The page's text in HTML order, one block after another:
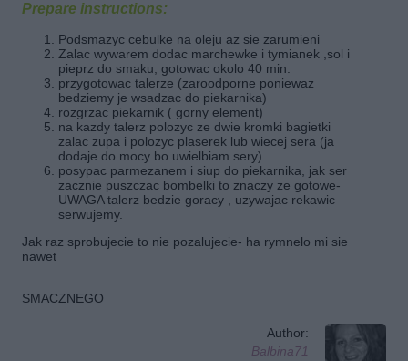
Prepare instructions:
Podsmazyc cebulke na oleju az sie zarumieni
Zalac wywarem dodac marchewke i tymianek ,sol i
pieprz do smaku, gotowac okolo 40 min.
przygotowac talerze (zaroodporne poniewaz
bedziemy je wsadzac do piekarnika)
rozgrzac piekarnik ( gorny element)
na kazdy talerz polozyc ze dwie kromki bagietki
zalac zupa i polozyc plaserek lub wiecej sera (ja
dodaje do mocy bo uwielbiam sery)
posypac parmezanem i siup do piekarnika, jak ser
zacznie puszczac bombelki to znaczy ze gotowe-
UWAGA talerz bedzie goracy , uzywajac rekawic
serwujemy.
Jak raz sprobujecie to nie pozalujecie- ha rymnelo mi sie
nawet
SMACZNEGO
Author:
Balbina71